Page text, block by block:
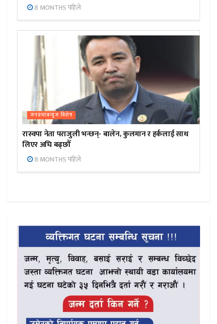
8 MONTHS पहिले
जनप्रभाबन्युज विशेष
रास्वपा नेता पराजुली भन्छन्- बालेन, कुलमान र हर्कलाई साथ
लिएर अघि बढ्छौँ
8 MONTHS पहिले